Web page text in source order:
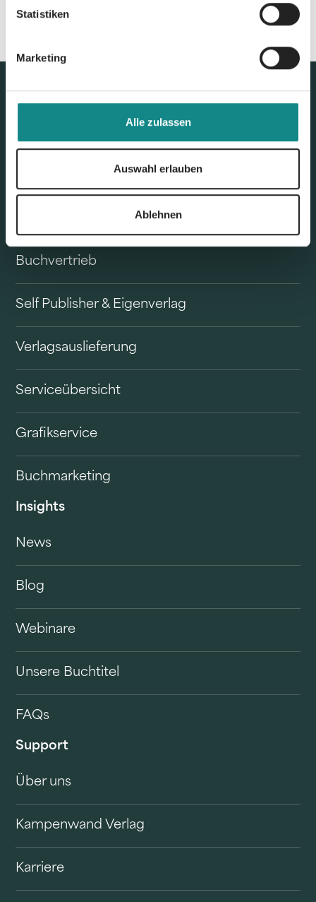
Statistiken
Marketing
Alle zulassen
Auswahl erlauben
Ablehnen
Buchvertrieb
Self Publisher & Eigenverlag
Verlagsauslieferung
Serviceübersicht
Grafikservice
Buchmarketing
Insights
News
Blog
Webinare
Unsere Buchtitel
FAQs
Support
Über uns
Kampenwand Verlag
Karriere